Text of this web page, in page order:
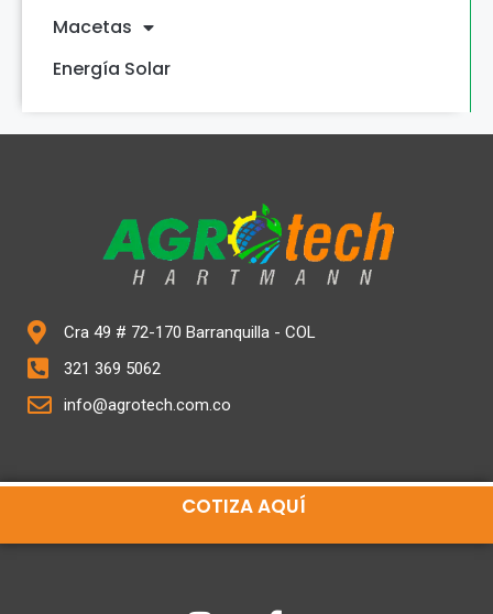
Macetas
Energía Solar
Cra 49 # 72-170 Barranquilla - COL
321 369 5062
info@agrotech.com.co
COTIZA AQUÍ